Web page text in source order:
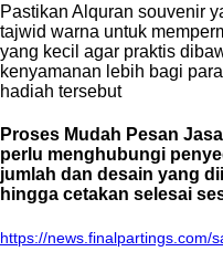
Pastikan Alquran souvenir
tajwid warna untuk
yang kecil agar praktis
kenyamanan lebih bagi
hadiah tersebut
Proses Mudah Pesan
perlu menghubungi
jumlah dan desain yang
hingga cetakan selesai
https://news.finalpartings.com/